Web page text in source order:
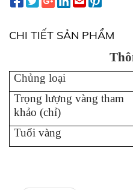
CHI TIẾT SẢN PHẨM
Chủng loại
Trọng lượng vàng tham
khảo (chỉ)
Tuổi vàng